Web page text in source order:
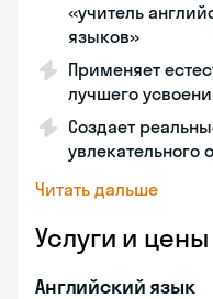
«учитель
языков»
Применяет
лучшего
Создает
увлекательного
Читать дальше
Услуги и цены
Английский язык